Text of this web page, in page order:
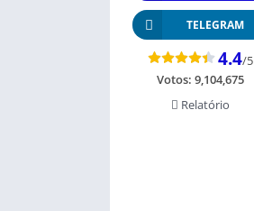
TELEGRAM
4.4/5
Votos: 9,104,675
Relatório